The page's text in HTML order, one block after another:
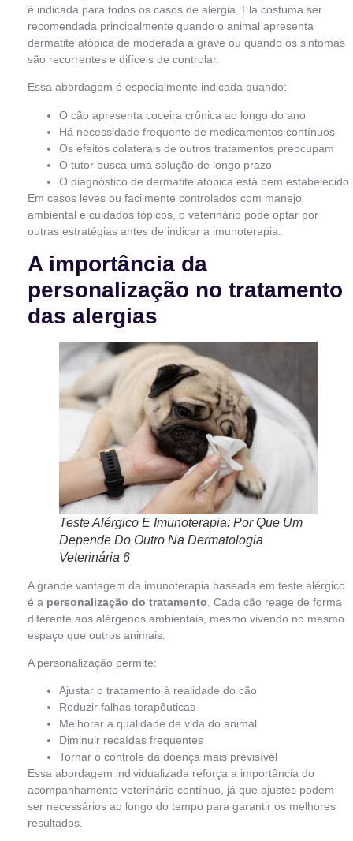
é indicada para todos os casos de alergia. Ela costuma ser
recomendada principalmente quando o animal apresenta
dermatite atópica de moderada a grave ou quando os sintomas
são recorrentes e difíceis de controlar.
Essa abordagem é especialmente indicada quando:
O cão apresenta coceira crônica ao longo do ano
Há necessidade frequente de medicamentos contínuos
Os efeitos colaterais de outros tratamentos preocupam
O tutor busca uma solução de longo prazo
O diagnóstico de dermatite atópica está bem estabelecido
Em casos leves ou facilmente controlados com manejo
ambiental e cuidados tópicos, o veterinário pode optar por
outras estratégias antes de indicar a imunoterapia.
A importância da
personalização no tratamento
das alergias
Teste Alérgico E Imunoterapia: Por Que Um
Depende Do Outro Na Dermatologia
Veterinária 6
A grande vantagem da imunoterapia baseada em teste alérgico
é a personalização do tratamento . Cada cão reage de forma
diferente aos alérgenos ambientais, mesmo vivendo no mesmo
espaço que outros animais.
A personalização permite:
Ajustar o tratamento à realidade do cão
Reduzir falhas terapêuticas
Melhorar a qualidade de vida do animal
Diminuir recaídas frequentes
Tornar o controle da doença mais previsível
Essa abordagem individualizada reforça a importância do
acompanhamento veterinário contínuo, já que ajustes podem
ser necessários ao longo do tempo para garantir os melhores
resultados.